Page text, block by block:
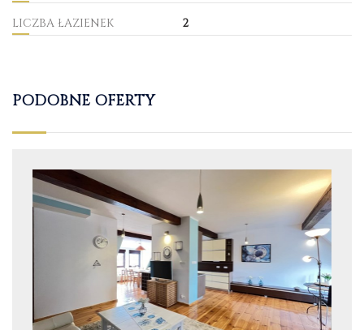
LICZBA ŁAZIENEK 2
PODOBNE OFERTY